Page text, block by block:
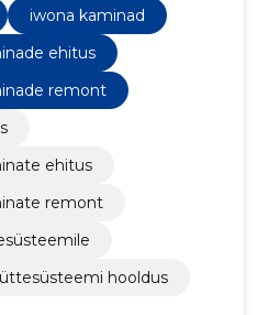
iwona kaminad
ehitus
remont
ehitus
remont
hooldus